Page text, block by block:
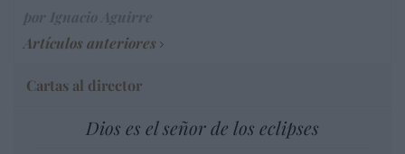
Artículos anteriores
Cartas al director
Dios es el señor de los eclipses